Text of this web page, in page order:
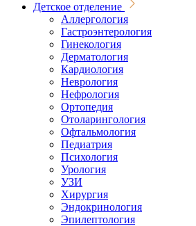
Детское отделение
Аллергология
Гастроэнтерология
Гинекология
Дерматология
Кардиология
Неврология
Нефрология
Ортопедия
Отоларингология
Офтальмология
Педиатрия
Психология
Урология
УЗИ
Хирургия
Эндокринология
Эпилептология